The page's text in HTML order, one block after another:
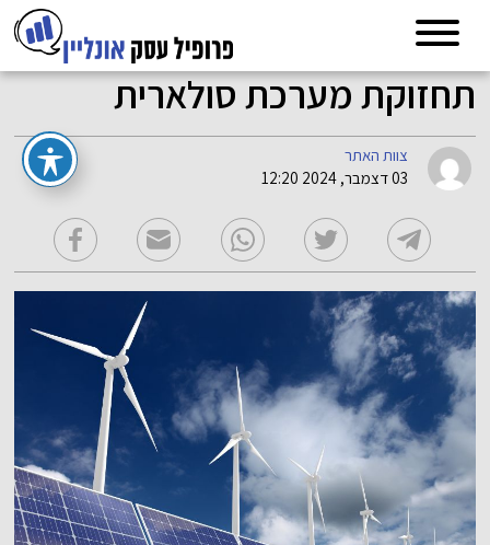
תחזוקת מערכת סולארית
צוות האתר
03 דצמבר, 2024 12:20